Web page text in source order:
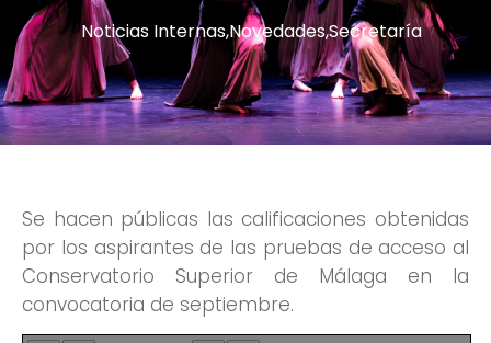
Noticias Internas,Novedades,Secretaría
Se hacen públicas las calificaciones obtenidas
por los aspirantes de las pruebas de acceso al
Conservatorio Superior de Málaga en la
convocatoria de septiembre.